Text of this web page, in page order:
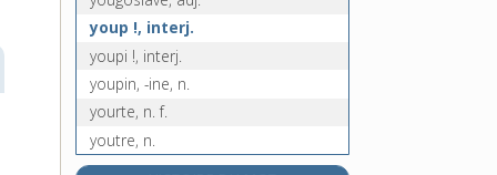
youp !, interj.
youpi !, interj.
youpin, -ine, n.
yourte, n. f.
youtre, n.
youyou [I], n. m.